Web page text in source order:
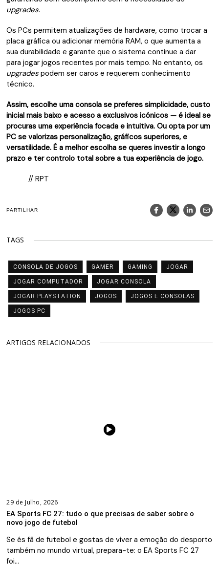
upgrades.
Os PCs permitem atualizações de hardware, como trocar a
placa gráfica ou adicionar memória RAM, o que aumenta a
sua durabilidade e garante que o sistema continue a dar
para jogar jogos recentes por mais tempo. No entanto, os
upgrades podem ser caros e requerem conhecimento
técnico.
Assim, escolhe uma consola se preferes simplicidade, custo
inicial mais baixo e acesso a exclusivos icónicos — é ideal se
procuras uma experiência focada e intuitiva. Ou opta por um
PC se valorizas personalização, gráficos superiores, e
versatilidade. É a melhor escolha se queres investir a longo
prazo e ter controlo total sobre a tua experiência de jogo.
// RPT
PARTILHAR
TAGS
CONSOLA DE JOGOS GAMER GAMING JOGAR
JOGAR COMPUTADOR JOGAR CONSOLA
JOGAR PLAYSTATION JOGOS JOGOS E CONSOLAS
JOGOS PC
ARTIGOS RELACIONADOS
29 de Julho, 2026
EA Sports FC 27: tudo o que precisas de saber sobre o
novo jogo de futebol
Se és fã de futebol e gostas de viver a emoção do desporto
também no mundo virtual, prepara-te: o EA Sports FC 27
foi…